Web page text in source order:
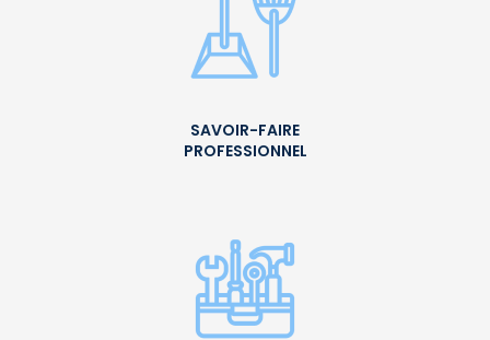
SAVOIR-FAIRE
PROFESSIONNEL